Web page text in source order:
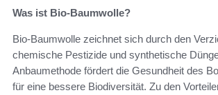
Was ist Bio-Baumwolle?
Bio-Baumwolle zeichnet sich durch den
chemische Pestizide und synthetische
Anbaumethode fördert die Gesundheit des
für eine bessere Biodiversität. Zu den